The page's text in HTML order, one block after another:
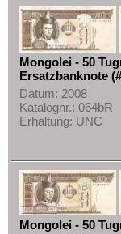
Usbekistan
Vereinigte
Vietnam
Vietnam Süd
Mehr über...
Privatsphäre
Liefer- und
Impressum
Mongolei - 50
Ersatzbanknote
Datum: 2008
Katalognr.: 064bR
Erhaltung: UNC
Mongolei - 50